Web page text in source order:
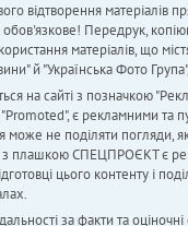
відтворення матеріалів
Передрук,
матеріалів, що
й "Українська Фото
на сайті з позначкою
є рекламними та
може не поділяти погляди,
з плашкою СПЕЦПРОЄКТ є
цього контенту і
за факти та